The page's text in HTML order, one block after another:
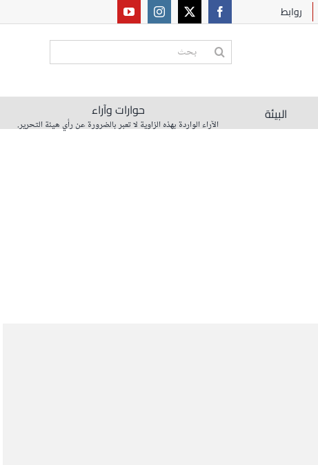
روابط
البحث
البيئة حوارات وآراء
الآراء الواردة بهذه الزاوية لا تعبر بالضرورة عن رأي هيئة التحرير.